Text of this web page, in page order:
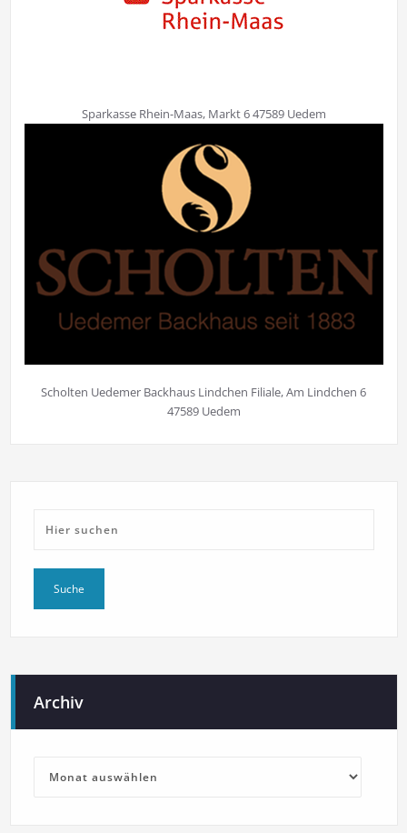
Sparkasse Rhein-Maas, Markt 6 47589 Uedem
Scholten Uedemer Backhaus Lindchen Filiale, Am Lindchen 6
47589 Uedem
Archiv